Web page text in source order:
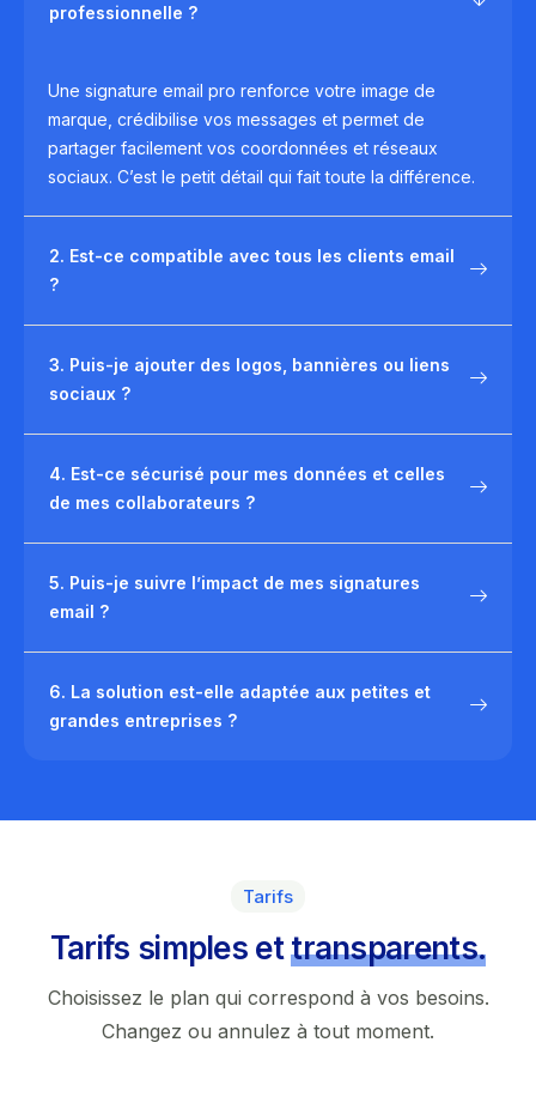
professionnelle ?
Une signature email pro renforce votre image de
marque, crédibilise vos messages et permet de
partager facilement vos coordonnées et réseaux
sociaux. C’est le petit détail qui fait toute la différence.
2. Est-ce compatible avec tous les clients email
?
3. Puis-je ajouter des logos, bannières ou liens
sociaux ?
4. Est-ce sécurisé pour mes données et celles
de mes collaborateurs ?
5. Puis-je suivre l’impact de mes signatures
email ?
6. La solution est-elle adaptée aux petites et
grandes entreprises ?
Tarifs
Tarifs simples ettransparents.
Choisissez le plan qui correspond à vos besoins.
Changez ou annulez à tout moment.